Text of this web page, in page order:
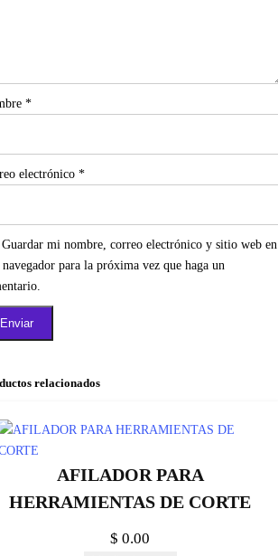
*
electrónico *
Guardar mi nombre, correo electrónico y sitio web en
navegador para la próxima vez que haga un
relacionados
AFILADOR PARA
HERRAMIENTAS DE CORTE
$ 0.00